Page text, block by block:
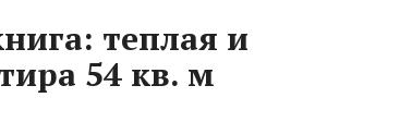
теплая и
54 кв. м